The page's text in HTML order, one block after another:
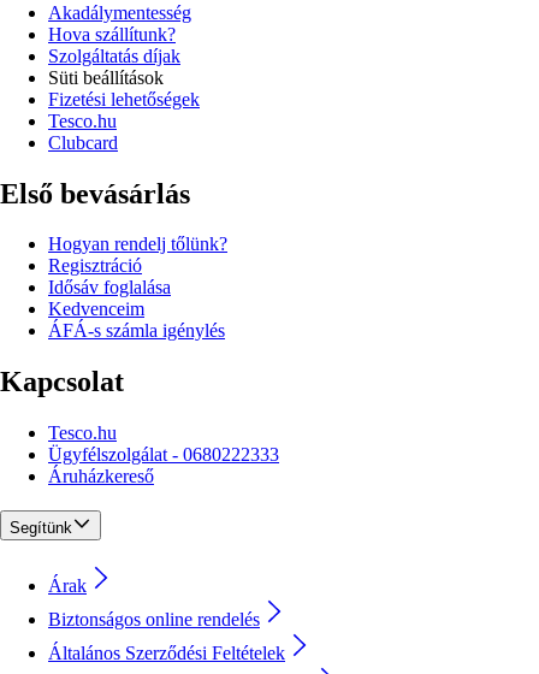
Akadálymentesség
Hova szállítunk?
Szolgáltatás díjak
Süti beállítások
Fizetési lehetőségek
Tesco.hu
Clubcard
Első bevásárlás
Hogyan rendelj tőlünk?
Regisztráció
Idősáv foglalása
Kedvenceim
ÁFÁ-s számla igénylés
Kapcsolat
Tesco.hu
Ügyfélszolgálat - 0680222333
Áruházkereső
Segítünk
Árak
Biztonságos online rendelés
Általános Szerződési Feltételek